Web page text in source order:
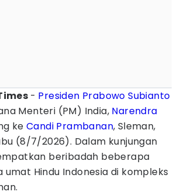
- Presiden Prabowo Subianto
Menteri (PM) India, Narendra
keCandi Prambanan, Sleman,
(8/7/2026). Dalam kunjungan
beribadah beberapa
Hindu Indonesia di kompleks